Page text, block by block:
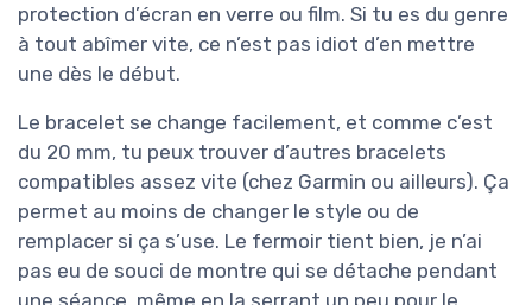
protection d’écran en verre ou film. Si tu es du genre
à tout abîmer vite, ce n’est pas idiot d’en mettre
une dès le début.
Le bracelet se change facilement, et comme c’est
du 20 mm, tu peux trouver d’autres bracelets
compatibles assez vite (chez Garmin ou ailleurs). Ça
permet au moins de changer le style ou de
remplacer si ça s’use. Le fermoir tient bien, je n’ai
pas eu de souci de montre qui se détache pendant
une séance, même en la serrant un peu pour le